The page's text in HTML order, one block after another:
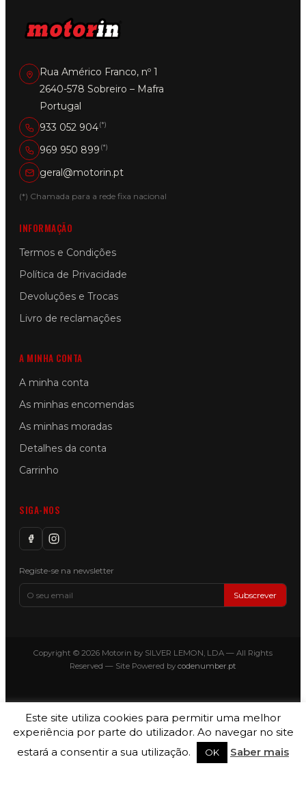
Rua Américo Franco, nº 1
2640-578 Sobreiro – Mafra
Portugal
933 052 904(*)
969 950 899 (*)
geral@motorin.pt
(*) Chamada para a rede fixa nacional
INFORMAÇÃO
Termos e Condições
Política de Privacidade
Devoluções e Trocas
Livro de reclamações
A MINHA CONTA
A minha conta
As minhas encomendas
As minhas moradas
Detalhes da conta
Carrinho
SIGA-NOS
Registe-se na newsletter
Subscrever
Copyright © 2026 Motorin by SILVER LEMON, LDA — All Rights
Reserved — Site Powered by codenumber.pt
Este site utiliza cookies para permitir uma melhor
experiência por parte do utilizador. Ao navegar no site
estará a consentir a sua utilização.
OK Saber mais